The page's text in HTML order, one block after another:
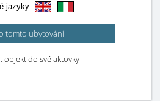
jazyky:
tomto ubytování
objekt do své aktovky